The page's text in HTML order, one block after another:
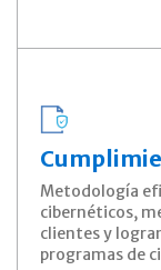
Metodología
cibernéticos,
clientes y
programas de